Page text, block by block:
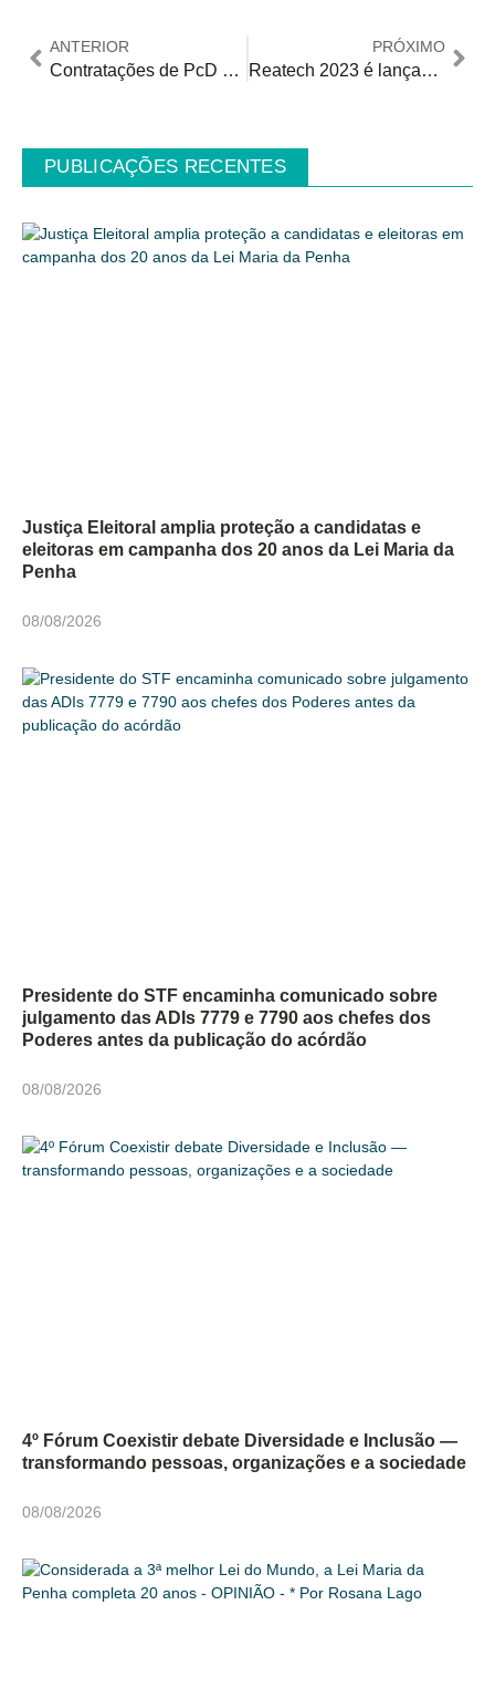
ANTERIOR
Contratações de PcD sobem 18% no trimestre, aponta Michael Page
PRÓXIMO
Reatech 2023 é lançada com o olhar sobre o futuro do mercado PCD
PUBLICAÇÕES RECENTES
Justiça Eleitoral amplia proteção a candidatas e
eleitoras em campanha dos 20 anos da Lei Maria da
Penha
08/08/2026
Presidente do STF encaminha comunicado sobre
julgamento das ADIs 7779 e 7790 aos chefes dos
Poderes antes da publicação do acórdão
08/08/2026
4º Fórum Coexistir debate Diversidade e Inclusão —
transformando pessoas, organizações e a sociedade
08/08/2026